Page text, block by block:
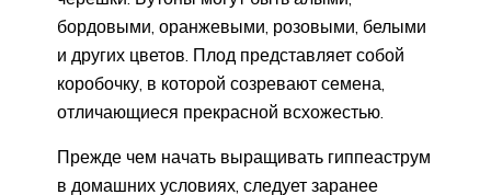
бордовыми, оранжевыми, розовыми, белыми
и других цветов. Плод представляет собой
коробочку, в которой созревают семена,
отличающиеся прекрасной всхожестью.
Прежде чем начать выращивать гиппеаструм
в домашних условиях, следует заранее